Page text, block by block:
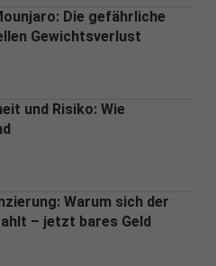
Die gefährliche
Gewichtsverlust
und Risiko: Wie
Warum sich der
– jetzt bares Geld